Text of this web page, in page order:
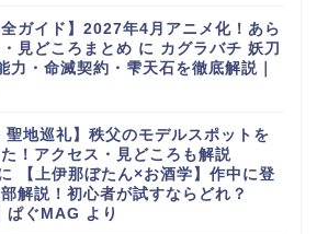
全ガイド】2027年4月アニメ化！あら
見どころまとめ に カグラバチ 妖刀
力・命滅契約・雫天石を徹底解説｜
聖地巡礼】秩父のモデルスポットを
！アクセス・見どころも解説
【上伊那ぼたん×お酒学】作中に登
解説！初心者が試すならどれ？
ぱぐMAG より